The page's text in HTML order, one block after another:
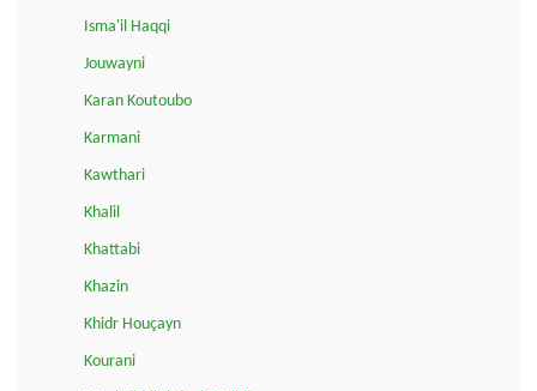
Isma'il Haqqi
Jouwayni
Karan Koutoubo
Karmani
Kawthari
Khalil
Khattabi
Khazin
Khidr Houçayn
Kourani